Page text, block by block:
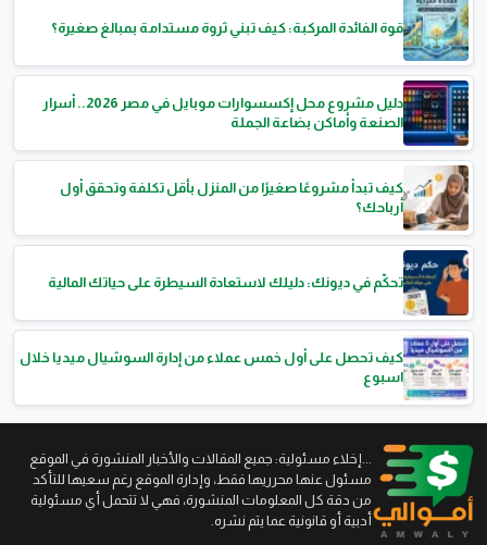
قوة الفائدة المركبة: كيف تبني ثروة مستدامة بمبالغ صغيرة؟
دليل مشروع محل إكسسوارات موبايل في مصر 2026.. أسرار
الصنعة وأماكن بضاعة الجملة
كيف تبدأ مشروعًا صغيرًا من المنزل بأقل تكلفة وتحقق أول
أرباحك؟
تحكّم في ديونك: دليلك لاستعادة السيطرة على حياتك المالية
كيف تحصل على أول خمس عملاء من إدارة السوشيال ميديا خلال
اسبوع
...إخلاء مسئولية: جميع المقالات والأخبار المنشورة في الموقع
مسئول عنها محرريها فقط، وإدارة الموقع رغم سعيها للتأكد
من دقة كل المعلومات المنشورة، فهي لا تتحمل أي مسئولية
أدبية أو قانونية عما يتم نشره.